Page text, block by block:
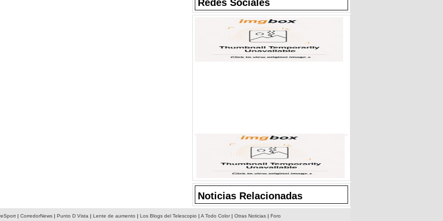
Redes Sociales
Noticias Relacionadas
| CorredorNews| Punto D Vista | Lente de aumento | Los Blogs del Telescopio | A Todo Color| Otras Noticias| Foro